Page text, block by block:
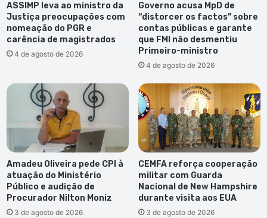
ASSIMP leva ao ministro da
Justiça preocupações com
nomeação do PGR e
carência de magistrados
4 de agosto de 2026
Governo acusa MpD de
“distorcer os factos” sobre
contas públicas e garante
que FMI não desmentiu
Primeiro-ministro
4 de agosto de 2026
Amadeu Oliveira pede CPI à
atuação do Ministério
Público e audição de
Procurador Nilton Moniz
3 de agosto de 2026
CEMFA reforça cooperação
militar com Guarda
Nacional de New Hampshire
durante visita aos EUA
3 de agosto de 2026